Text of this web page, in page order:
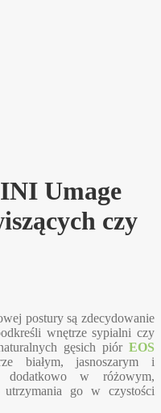
Umage
czy
postury są zdecydowanie
wnętrze sypialni czy
gęsich piór EOS
białym, jasnoszarym i
dodatkowo w różowym,
go w czystości